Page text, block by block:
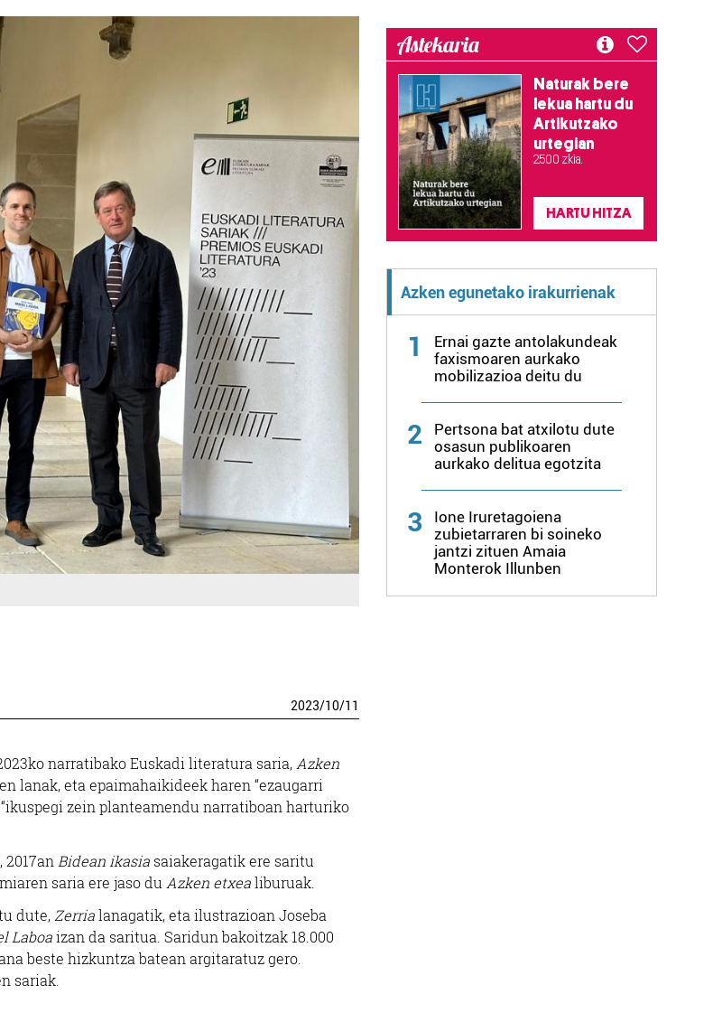
2023/10/11
narratibako Euskadi literatura saria, Azken
lanak, eta epaimahaikideek haren “ezaugarri
zein planteamendu narratiboan harturiko
Bidean ikasia saiakeragatik ere saritu
saria ere jaso du Azken etxealiburuak.
dute, Zerrialanagatik, eta ilustrazioan Joseba
Laboaizan da saritua. Saridun bakoitzak 18.000
beste hizkuntza batean argitaratuz gero.
sariak.
Astekaria
Naturak bere
lekua hartu du
Artikutzako
urtegian
2.500 zkia.
HARTU HITZA
Azken egunetako irakurrienak
1
Ernai gazte antolakundeak
faxismoaren aurkako
mobilizazioa deitu du
2
Pertsona bat atxilotu dute
osasun publikoaren
aurkako delitua egotzita
3
Ione Iruretagoiena
zubietarraren bi soineko
jantzi zituen Amaia
Monterok Illunben